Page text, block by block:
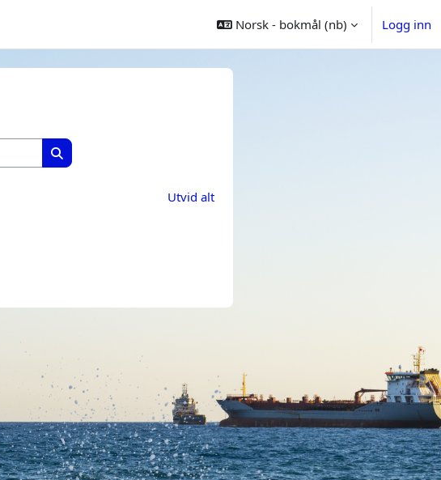
Norsk - bokmål ‎(nb)‎ Logg inn
Søk etter studiesider
Søk etter studiesider
Utvid alt